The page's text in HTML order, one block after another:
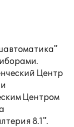
Центр
Центром
8.1".